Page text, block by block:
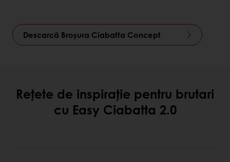
Descarcă Broșura Ciabatta Concept
Rețete de inspirație pentru brutari
cu Easy Ciabatta 2.0